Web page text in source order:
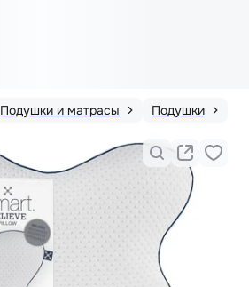
Подушки и матрасы Подушки